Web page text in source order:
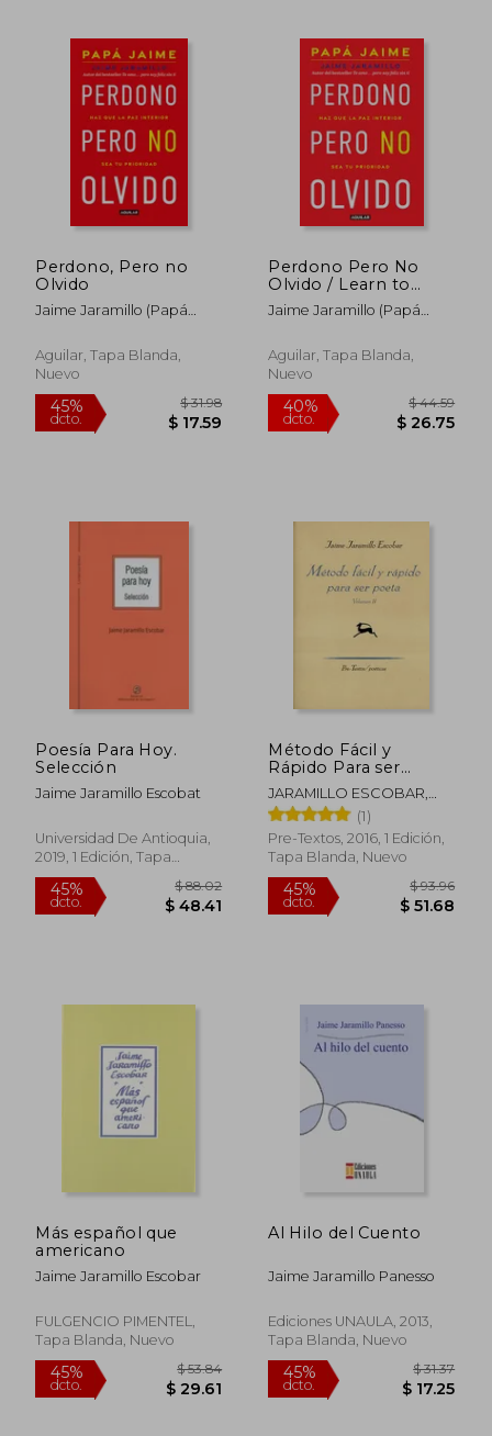
45%
Perdono, Pero no
Olvido
Jaime Jaramillo (Papá
Aguilar, Tapa Blanda,
Nuevo
45%
Perdono Pero No
Olvido / Learn to
Forgive Without
Forgetting What
Jaime Jaramillo (Papá
Aguilar, Tapa Blanda,
Nuevo
40%
Poesía Para Hoy.
Selección
Jaime Jaramillo Escobat
Universidad De Antioquia,
2019, 1 Edición, Tapa
Blanda, Nuevo
Método Fácil y
Rápido Para ser
Poeta - Volumen ii: 2
(Poéticas) - Jaime
Jaramillo Escobar -
Libro Físico
JARAMILLO ESCOBAR,
Jaime
(1)
Pre-Textos, 2016, 1 Edición,
Tapa Blanda, Nuevo
Más español que
americano
Jaime Jaramillo Escobar
FULGENCIO PIMENTEL,
Tapa Blanda, Nuevo
Al Hilo del Cuento
Jaime Jaramillo Panesso
Ediciones UNAULA, 2013,
Tapa Blanda, Nuevo